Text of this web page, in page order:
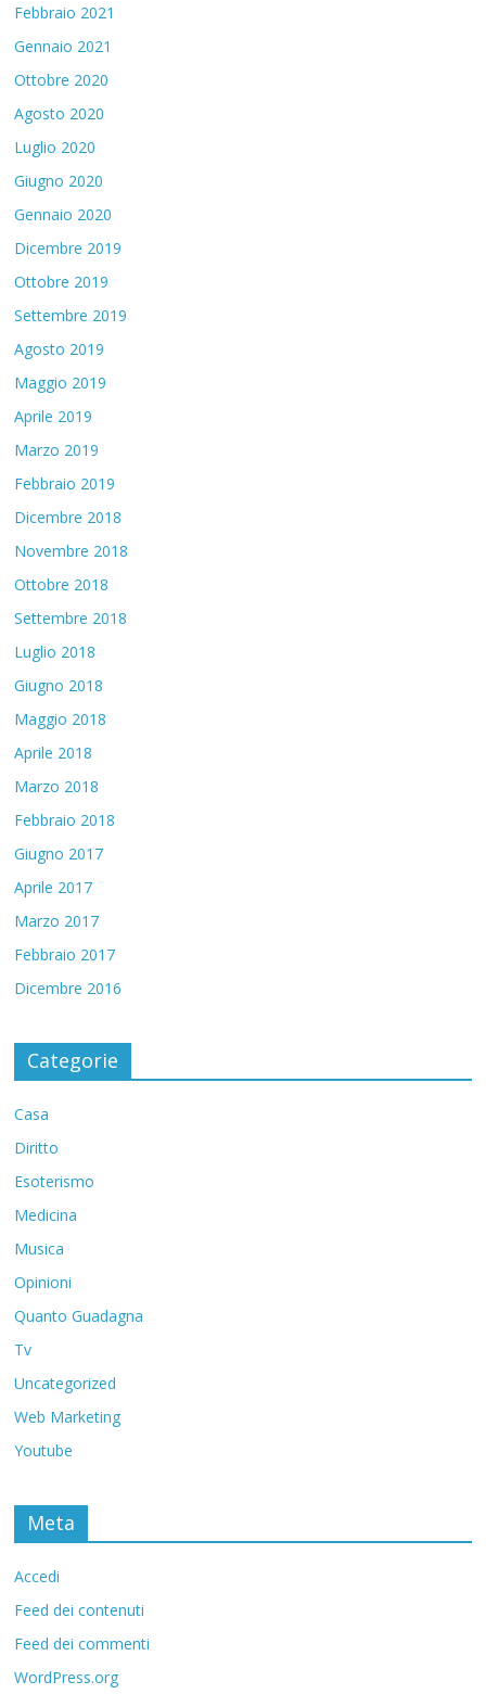
Febbraio 2021
Gennaio 2021
Ottobre 2020
Agosto 2020
Luglio 2020
Giugno 2020
Gennaio 2020
Dicembre 2019
Ottobre 2019
Settembre 2019
Agosto 2019
Maggio 2019
Aprile 2019
Marzo 2019
Febbraio 2019
Dicembre 2018
Novembre 2018
Ottobre 2018
Settembre 2018
Luglio 2018
Giugno 2018
Maggio 2018
Aprile 2018
Marzo 2018
Febbraio 2018
Giugno 2017
Aprile 2017
Marzo 2017
Febbraio 2017
Dicembre 2016
Categorie
Casa
Diritto
Esoterismo
Medicina
Musica
Opinioni
Quanto Guadagna
Tv
Uncategorized
Web Marketing
Youtube
Meta
Accedi
Feed dei contenuti
Feed dei commenti
WordPress.org